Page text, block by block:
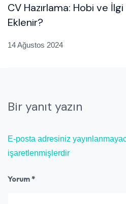
CV Hazırlama: Hobi ve İlgi
Eklenir?
14 Ağustos 2024
Bir yanıt yazın
E-posta adresiniz
işaretlenmişlerdir
Yorum*